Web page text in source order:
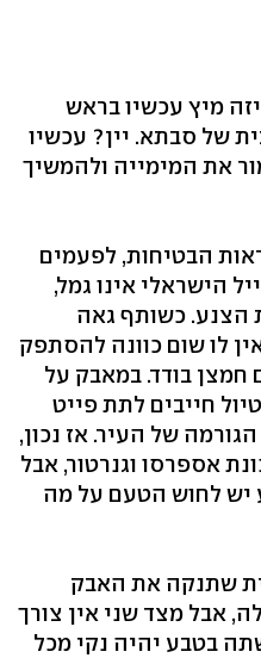
מיץ עכשיו בראש
של סבתא. יין? עכשיו
את המימייה ולהמשיך
הבטיחות, לפעמים
הישראלי אינו גמל,
הצנע. כשותף גאה
לו שום כוונה להסתפק
חמצן בודד. במאבק על
חייבים לתת פייט
של העיר. אז נכון,
אספרסו וגנרטור, אבל
יש לחוש הטעם על מה
שתנקה את האבק
אבל מצד שני אין צורך
בטבע יהיה נקי מכל